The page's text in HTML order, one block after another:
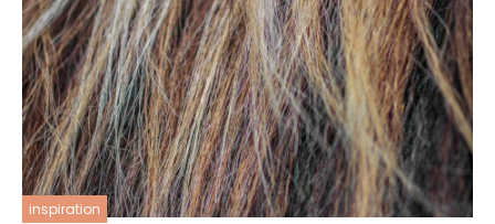
inspiration